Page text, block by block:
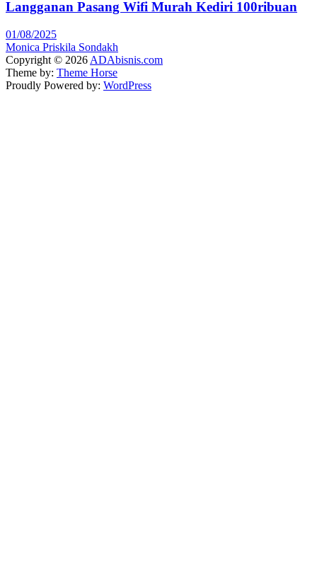
Langganan Pasang Wifi Murah Kediri 100ribuan
01/08/2025
Monica Priskila Sondakh
Copyright © 2026 ADAbisnis.com
Theme by: Theme Horse
Proudly Powered by: WordPress